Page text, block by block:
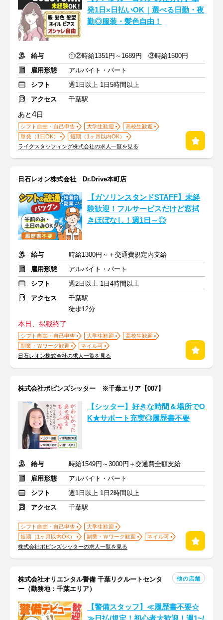
発1日×日払いOK｜選べる日勤・夜
勤◎服装・髪色自由！
給与
①②時給1351円～1689円 ③時給1500円
雇用形態
アルバイト・パート
シフト
週1日以上 1日5時間以上
アクセス
千葉駅
あと4日
シフト自由・自己申告 大学生歓迎
高校生歓迎
単発（1日OK）
短期（1ヶ月以内OK）
ライクスタッフィング株式会社の求人一覧を見る
日石レオン株式会社 Dr.Drive本町店
【ガソリンスタンドSTAFF】未経
験歓迎！フルサービスだけど窓拭
きほぼなし！週1日～◎
給与
時給1300円～＋交通費規定内支給
雇用形態
アルバイト・パート
シフト
週2日以上 1日4時間以上
アクセス
千葉駅
徒歩12分
本日、掲載終了
シフト自由・自己申告 大学生歓迎
高校生歓迎
副業・Ｗワーク歓迎
ネイル可
日石レオン株式会社の求人一覧を見る
株式会社ポピンズシッター ※千葉エリア【007】
【シッター】好きな時間＆場所でO
K★サポート充実◎履歴書不要
給与
時給1549円～3000円＋交通費全額支給
雇用形態
アルバイト・パート
シフト
週1日以上 1日2時間以上
アクセス
千葉駅
シフト自由・自己申告
大学生歓迎
短期（1ヶ月以内OK）
副業・Ｗワーク歓迎
ネイル可
株式会社ポピンズシッターの求人一覧を見る
株式会社オリエンタル警備 千葉リクルートセンタ
ー（勤務地：千葉エリア）
他の店舗
【警備スタッフ】≪履歴書不要☆